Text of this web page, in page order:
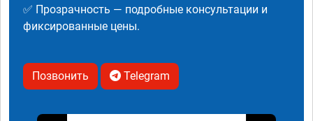
✅ Прозрачность — подробные консультации и
фиксированные цены.
Позвонить Telegram